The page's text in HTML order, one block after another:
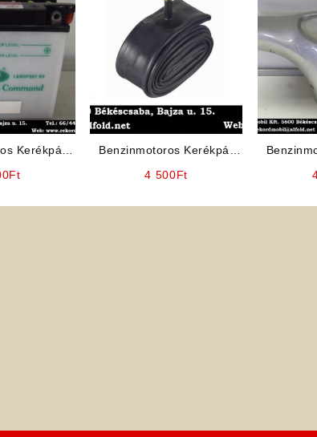
Kerékpár
Ft
Benzinmotoros Kerékpár
4 500Ft